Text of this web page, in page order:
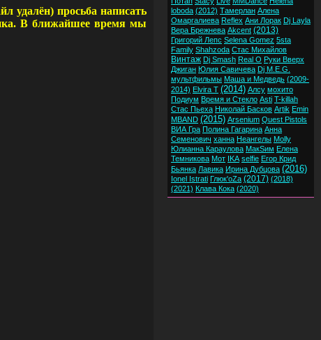
удалён) просьба написать
В ближайшее время мы
loboda (2012) Тамерлан Алена
Омаргалиева Reflex Ани Лорак Dj Layla
Вера Брежнева Akcent (2013)
Григорий Лепс Selena Gomez 5sta
Family Shahzoda Стас Михайлов
Винтаж Dj Smash Real O Руки Вверх
Джиган Юлия Савичева Dj M.E.G.
мультфильмы Маша и Медведь (2009-
2014) Elvira T (2014) Алсу мохито
Подиум Время и Стекло Asti T-killah
Стас Пьеха Николай Басков Artik Emin
MBAND (2015) Arsenium Quest Pistols
ВИА Гра Полина Гагарина Анна
Семенович ханна Неангелы Molly
Юлианна Караулова МакSим Елена
Темникова Мот IKA selfie Егор Крид
Бьянка Лавика Ирина Дубцова (2016)
Ionel Istrati Глюк'oZa (2017) (2018)
(2021) Клава Кока (2020)